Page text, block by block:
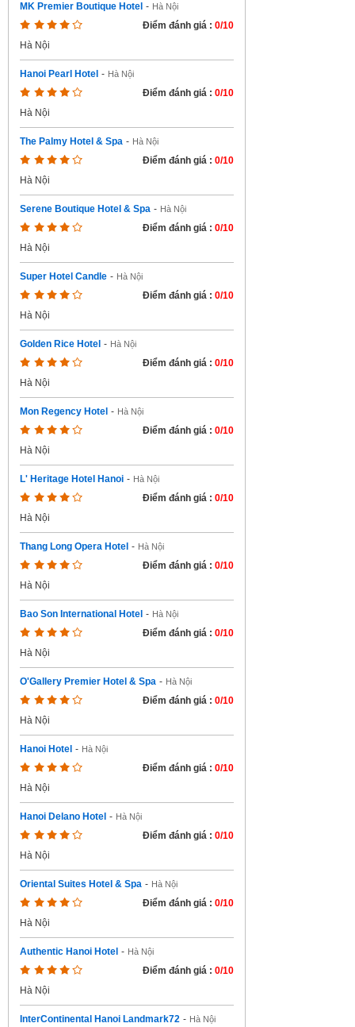
MK Premier Boutique Hotel - Hà Nội
Điểm đánh giá : 0/10
Hà Nội
Hanoi Pearl Hotel - Hà Nội
Điểm đánh giá : 0/10
Hà Nội
The Palmy Hotel & Spa - Hà Nội
Điểm đánh giá : 0/10
Hà Nội
Serene Boutique Hotel & Spa - Hà Nội
Điểm đánh giá : 0/10
Hà Nội
Super Hotel Candle - Hà Nội
Điểm đánh giá : 0/10
Hà Nội
Golden Rice Hotel - Hà Nội
Điểm đánh giá : 0/10
Hà Nội
Mon Regency Hotel - Hà Nội
Điểm đánh giá : 0/10
Hà Nội
L' Heritage Hotel Hanoi - Hà Nội
Điểm đánh giá : 0/10
Hà Nội
Thang Long Opera Hotel - Hà Nội
Điểm đánh giá : 0/10
Hà Nội
Bao Son International Hotel - Hà Nội
Điểm đánh giá : 0/10
Hà Nội
O'Gallery Premier Hotel & Spa - Hà Nội
Điểm đánh giá : 0/10
Hà Nội
Hanoi Hotel - Hà Nội
Điểm đánh giá : 0/10
Hà Nội
Hanoi Delano Hotel - Hà Nội
Điểm đánh giá : 0/10
Hà Nội
Oriental Suites Hotel & Spa - Hà Nội
Điểm đánh giá : 0/10
Hà Nội
Authentic Hanoi Hotel - Hà Nội
Điểm đánh giá : 0/10
Hà Nội
InterContinental Hanoi Landmark72 - Hà Nội